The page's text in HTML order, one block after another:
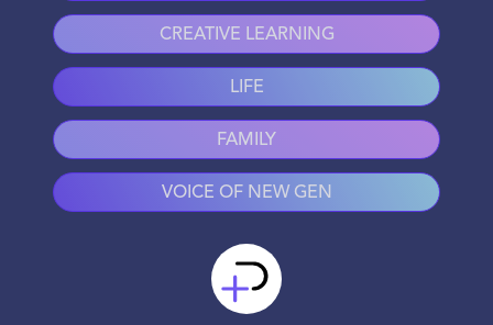
CREATIVE LEARNING
LIFE
FAMILY
VOICE OF NEW GEN